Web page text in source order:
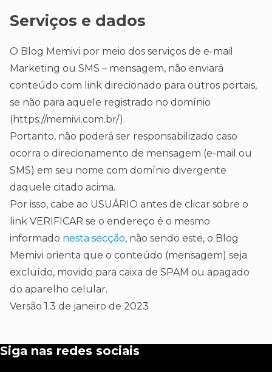
Serviços e dados
O Blog Memivi por meio dos serviços de e-mail
Marketing ou SMS – mensagem, não enviará
conteúdo com link direcionado para outros portais,
se não para aquele registrado no domínio
(https://memivi.com.br/).
Portanto, não poderá ser responsabilizado caso
ocorra o direcionamento de mensagem (e-mail ou
SMS) em seu nome com domínio divergente
daquele citado acima.
Por isso, cabe ao USUÁRIO antes de clicar sobre o
link VERIFICAR se o endereço é o mesmo
informado nesta secção, não sendo este, o Blog
Memivi orienta que o conteúdo (mensagem) seja
excluído, movido para caixa de SPAM ou apagado
do aparelho celular.
Versão 1.3 de janeiro de 2023
Siga nas redes sociais